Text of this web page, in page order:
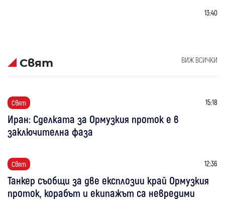
13:40
Свят ВИЖ ВСИЧКИ
Свят 15:18
Иран: Сделката за Ормузкия проток е в
заключителна фаза
Свят 12:36
Танкер съобщи за две експлозии край Ормузкия
проток, корабът и екипажът са невредими